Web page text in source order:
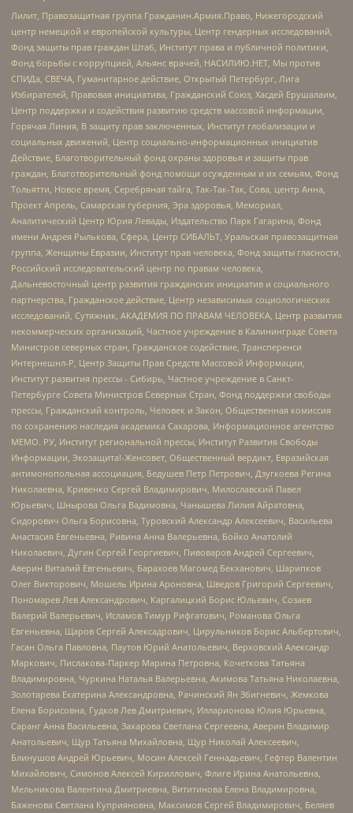
Лилит, Правозащитная группа Гражданин.Армия.Право, Нижегородский
центр немецкой и европейской культуры, Центр гендерных исследований,
Фонд защиты прав граждан Штаб, Институт права и публичной политики,
Фонд борьбы с коррупцией, Альянс врачей, НАСИЛИЮ.НЕТ, Мы против
СПИДа, СВЕЧА, Гуманитарное действие, Открытый Петербург, Лига
Избирателей, Правовая инициатива, Гражданский Союз, Хасдей Ерушалаим,
Центр поддержки и содействия развитию средств массовой информации,
Горячая Линия, В защиту прав заключенных, Институт глобализации и
социальных движений, Центр социально-информационных инициатив
Действие, Благотворительный фонд охраны здоровья и защиты прав
граждан, Благотворительный фонд помощи осужденным и их семьям, Фонд
Тольятти, Новое время, Серебряная тайга, Так-Так-Так, Сова, центр Анна,
Проект Апрель, Самарская губерния, Эра здоровья, Мемориал,
Аналитический Центр Юрия Левады, Издательство Парк Гагарина, Фонд
имени Андрея Рылькова, Сфера, Центр СИБАЛЬТ, Уральская правозащитная
группа, Женщины Евразии, Институт прав человека, Фонд защиты гласности,
Российский исследовательский центр по правам человека,
Дальневосточный центр развития гражданских инициатив и социального
партнерства, Гражданское действие, Центр независимых социологических
исследований, Сутяжник, АКАДЕМИЯ ПО ПРАВАМ ЧЕЛОВЕКА, Центр развития
некоммерческих организаций, Частное учреждение в Калининграде Совета
Министров северных стран, Гражданское содействие, Трансперенси
Интернешнл-Р, Центр Защиты Прав Средств Массовой Информации,
Институт развития прессы - Сибирь, Частное учреждение в Санкт-
Петербурге Совета Министров Северных Стран, Фонд поддержки свободы
прессы, Гражданский контроль, Человек и Закон, Общественная комиссия
по сохранению наследия академика Сахарова, Информационное агентство
МЕМО. РУ, Институт региональной прессы, Институт Развития Свободы
Информации, Экозащита!-Женсовет, Общественный вердикт, Евразийская
антимонопольная ассоциация, Бедушев Петр Петрович, Дзугкоева Регина
Николаевна, Кривенко Сергей Владимирович, Милославский Павел
Юрьевич, Шнырова Ольга Вадимовна, Чанышева Лилия Айратовна,
Сидорович Ольга Борисовна, Туровский Александр Алексеевич, Васильева
Анастасия Евгеньевна, Ривина Анна Валерьевна, Бойко Анатолий
Николаевич, Дугин Сергей Георгиевич, Пивоваров Андрей Сергеевич,
Аверин Виталий Евгеньевич, Барахоев Магомед Бекханович, Шарипков
Олег Викторович, Мошель Ирина Ароновна, Шведов Григорий Сергеевич,
Пономарев Лев Александрович, Каргалицкий Борис Юльевич, Созаев
Валерий Валерьевич, Исламов Тимур Рифгатович, Романова Ольга
Евгеньевна, Щаров Сергей Алексадрович, Цирульников Борис Альбертович,
Гасан Ольга Павловна, Паутов Юрий Анатольевич, Верховский Александр
Маркович, Пислакова-Паркер Марина Петровна, Кочеткова Татьяна
Владимировна, Чуркина Наталья Валерьевна, Акимова Татьяна Николаевна,
Золотарева Екатерина Александровна, Рачинский Ян Збигневич, Жемкова
Елена Борисовна, Гудков Лев Дмитриевич, Илларионова Юлия Юрьевна,
Саранг Анна Васильевна, Захарова Светлана Сергеевна, Аверин Владимир
Анатольевич, Щур Татьяна Михайловна, Щур Николай Алексеевич,
Блинушов Андрей Юрьевич, Мосин Алексей Геннадьевич, Гефтер Валентин
Михайлович, Симонов Алексей Кириллович, Флиге Ирина Анатольевна,
Мельникова Валентина Дмитриевна, Вититинова Елена Владимировна,
Баженова Светлана Куприяновна, Максимов Сергей Владимирович, Беляев